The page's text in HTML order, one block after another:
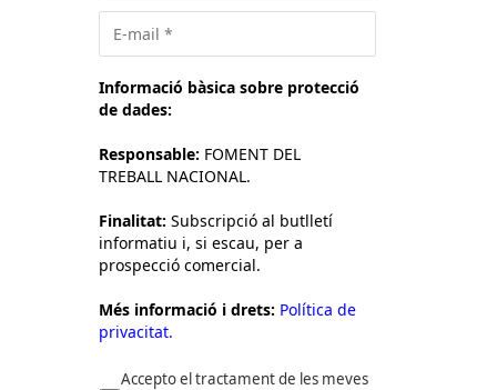
Informació bàsica sobre protecció
de dades:
Responsable: FOMENT DEL
TREBALL NACIONAL.
Finalitat: Subscripció al butlletí
informatiu i, si escau, per a
prospecció comercial.
Més informació i drets: Política de
privacitat.
Accepto el tractament de les meves